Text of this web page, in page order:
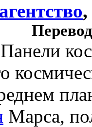
агентство,
Панели
Марса,